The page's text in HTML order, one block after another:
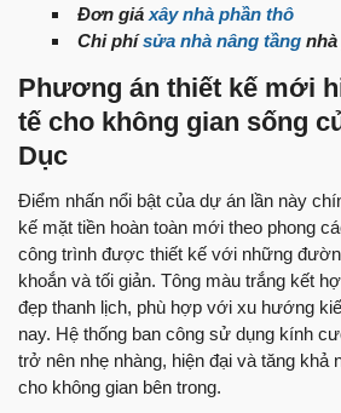
Đơn giá xây nhà phần thô
Chi phísửa nhà nâng tầng
Phương án thiết kế mới
tế cho không gian sống
Dục
Điểm nhấn nổi bật của dự án lần này
kế mặt tiền hoàn toàn mới theo phong
công trình được thiết kế với những
khoắn và tối giản. Tông màu trắng kết
đẹp thanh lịch, phù hợp với xu hướng
nay. Hệ thống ban công sử dụng kính
trở nên nhẹ nhàng, hiện đại và tăng khả
cho không gian bên trong.